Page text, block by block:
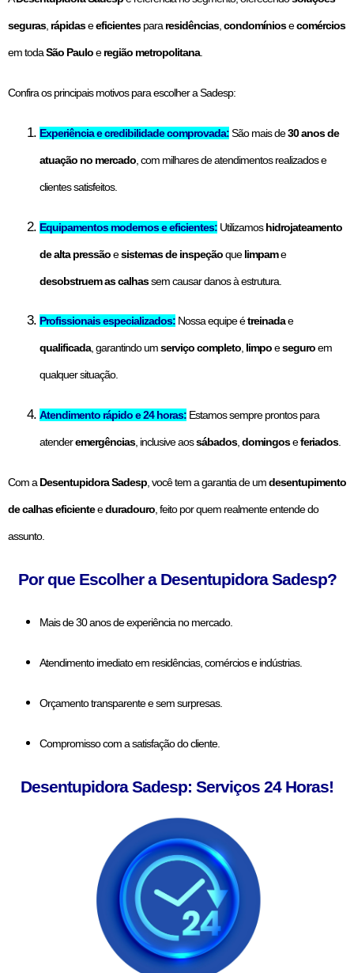
seguras, rápidaseeficientespara residências, condomíniosecomércios
em todaSão Pauloeregião metropolitana.
Confira os principais motivos para escolher a Sadesp:
Experiência e credibilidade comprovada:São mais de30 anos de
atuação no mercado , com milhares de atendimentos realizados e
clientes satisfeitos.
Equipamentos modernos e eficientes: Utilizamoshidrojateamento
de alta pressãoesistemas de inspeçãoquelimpame
desobstruem as calhassem causar danos à estrutura.
Profissionais especializados: Nossa equipe étreinadae
qualificada, garantindo umserviço completo, limpoeseguroem
qualquer situação.
Atendimento rápido e 24 horas: Estamos sempre prontos para
atenderemergências, inclusive aossábados,domingoseferiados.
Com aDesentupidora Sadesp, você tem a garantia de umdesentupimento
de calhas eficienteeduradouro, feito por quem realmente entende do
assunto.
Por que Escolher a Desentupidora Sadesp?
Mais de 30 anos de experiência no mercado.
Atendimento imediato em residências, comércios e indústrias.
Orçamento transparente e sem surpresas.
Compromisso com a satisfação do cliente.
Desentupidora Sadesp: Serviços 24 Horas!